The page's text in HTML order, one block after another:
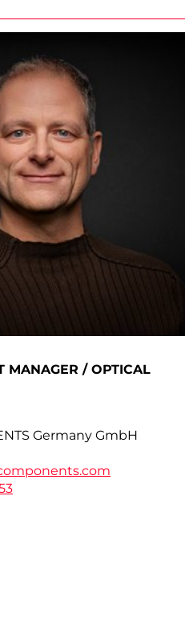
MANAGER / OPTICAL
Germany GmbH